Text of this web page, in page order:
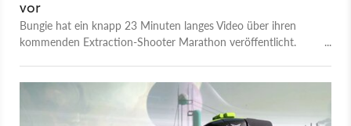
vor
Bungie hat ein knapp 23 Minuten langes Video über ihren
kommenden Extraction-Shooter Marathon veröffentlicht.
bereits 2025 erscheinen, doch nach diversen Kontroversen
und zahlreichen Kritikpunkten der Community wurde es im